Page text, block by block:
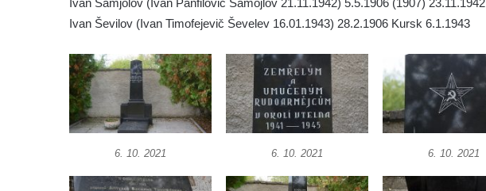
Hrob Petera Korgera a Petra Štindla na
hřbitově v Římově
Předoníně
Pomník obětem 2. světové války v Plavu
Pamětní deska obětem 1. světové války v
Dolním Podluží
Ivan Ševilov (Ivan Timofejevič Ševelev 16.01.1943) 28.2.1906 Kursk 6.1.1943
6. 10. 2021 6. 10. 2021 6. 10. 2021